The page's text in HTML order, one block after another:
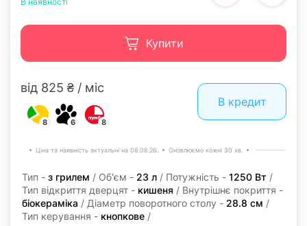
Купити
від 825 ₴ / міс
8 6 8
В кредит
Ціна та наявність актуальні на 08.08.26. Оновлюємо кожні 30 хв.
Тип - з грилем / Об'єм - 23 л / Потужність - 1250 Вт /
Тип відкриття дверцят - кишеня / Внутрішнє покриття -
біокераміка / Діаметр поворотного столу - 28.8 см /
Тип керування - кнопкове /